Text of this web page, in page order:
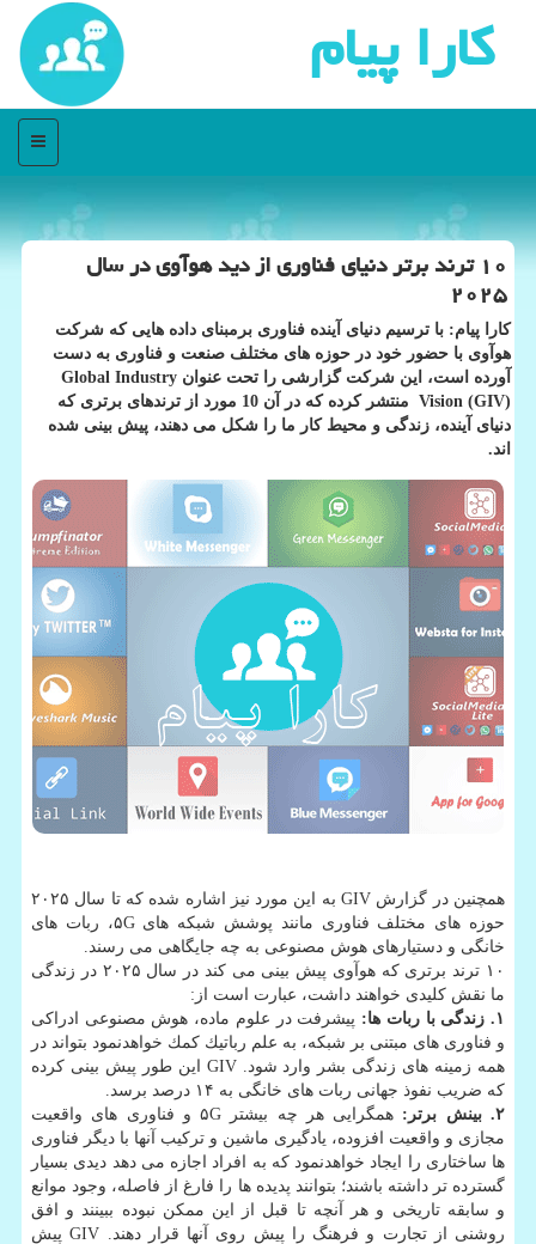
كارا پیام
منو
۱۰ ترند برتر دنیای فناوری از دید هوآوی در سال
۲۰۲۵
كارا پیام: با ترسیم دنیای آینده فناوری برمبنای داده هایی كه شركت
هوآوی با حضور خود در حوزه های مختلف صنعت و فناوری به دست
آورده است، این شركت گزارشی را تحت عنوان Global Industry
Vision (GIV) منتشر كرده كه در آن 10 مورد از ترندهای برتری كه
دنیای آینده، زندگی و محیط كار ما را شكل می دهند، پیش بینی شده
اند.
همچنین در گزارش GIV به این مورد نیز اشاره شده كه تا سال ۲۰۲۵
حوزه های مختلف فناوری مانند پوشش شبكه های ۵G، ربات های
خانگی و دستیارهای هوش مصنوعی به چه جایگاهی می رسند.
۱۰ ترند برتری كه هوآوی پیش بینی می كند در سال ۲۰۲۵ در زندگی
ما نقش كلیدی خواهند داشت، عبارت است از:
۱. زندگی با ربات ها:
پیشرفت در علوم ماده، هوش مصنوعی ادراكی
و فناوری های مبتنی بر شبكه، به علم رباتیك كمك خواهدنمود بتواند در
همه زمینه های زندگی بشر وارد شود. GIV این طور پیش بینی كرده
كه ضریب نفوذ جهانی ربات های خانگی به ۱۴ درصد برسد.
۲. بینش برتر:
همگرایی هر چه بیشتر ۵G و فناوری های واقعیت
مجازی و واقعیت افزوده، یادگیری ماشین و تركیب آنها با دیگر فناوری
ها ساختاری را ایجاد خواهدنمود كه به افراد اجازه می دهد دیدی بسیار
گسترده تر داشته باشند؛ بتوانند پدیده ها را فارغ از فاصله، وجود موانع
و سابقه تاریخی و هر آنچه تا قبل از این ممكن نبوده ببینند و افق
روشنی از تجارت و فرهنگ را پیش روی آنها قرار دهند. GIV پیش